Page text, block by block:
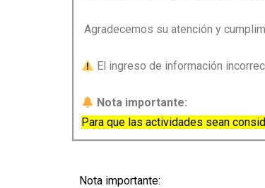
Agradecemos su atención y
El ingreso de información
Nota importante:
Para que las actividades sean
Nota importante: